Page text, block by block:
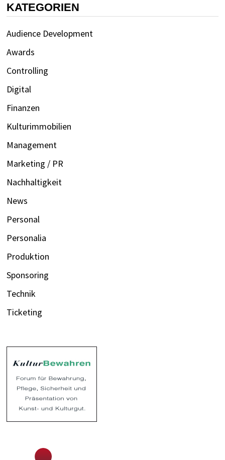
KATEGORIEN
Audience Development
Awards
Controlling
Digital
Finanzen
Kulturimmobilien
Management
Marketing / PR
Nachhaltigkeit
News
Personal
Personalia
Produktion
Sponsoring
Technik
Ticketing